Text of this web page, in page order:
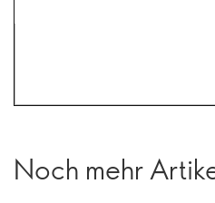
Noch mehr